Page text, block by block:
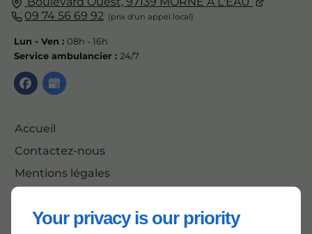
Your privacy is our priority
09 74 56 69 92
Lun - Ven :08h - 16h
Service ambulancier :24/7
Accueil
Contactez-nous
Mentions légales